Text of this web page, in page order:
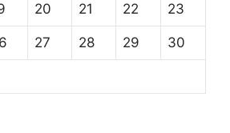
20 21 22 23
27 28 29 30